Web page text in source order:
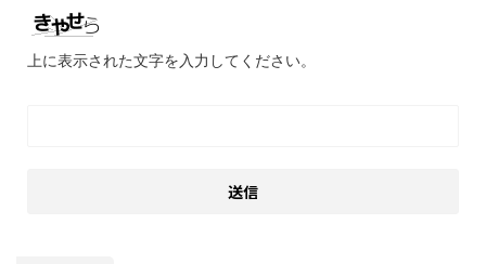
上に表示された文字を入力してください。